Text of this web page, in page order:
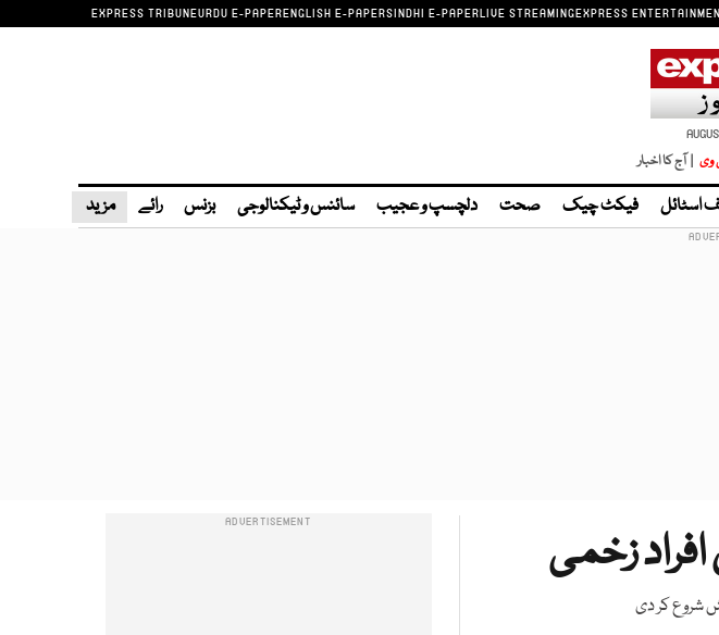
EXPRESS TRIBUNEURDU E-PAPERENGLISH E-PAPERSINDHI E-PAPERLIVE STREAMINGEXPRESS
وی | آج کا اخبار
اسٹائل فیکٹ چیک صحت دلچسپ و عجیب سائنس و ٹیکنالوجی بزنس رائے مزید
زخمی
شروع کر دی